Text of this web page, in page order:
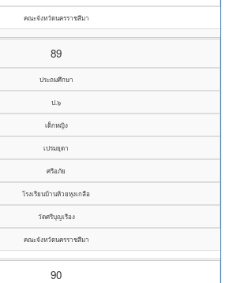
คณะจังหวัดนครราชสีมา
89
ประถมศึกษา
ป.๖
เด็กหญิง
เปรมยุดา
ศรีอภัย
โรงเรียนบ้านห้วยหุงเกลือ
วัดศรีบุญเรือง
คณะจังหวัดนครราชสีมา
90